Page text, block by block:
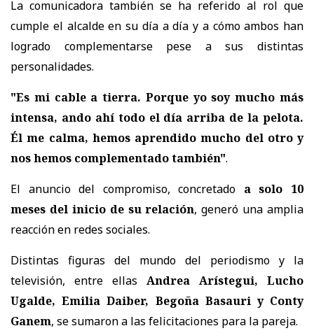
La comunicadora también se ha referido al rol que
cumple el alcalde en su día a día y a cómo ambos han
logrado complementarse pese a sus distintas
personalidades.
"Es mi cable a tierra. Porque yo soy mucho más
intensa, ando ahí todo el día arriba de la pelota.
Él me calma, hemos aprendido mucho del otro y
nos hemos complementado también".
El anuncio del compromiso, concretado a solo 10
meses del inicio de su relación, generó una amplia
reacción en redes sociales.
Distintas figuras del mundo del periodismo y la
televisión, entre ellas Andrea Arístegui, Lucho
Ugalde, Emilia Daiber, Begoña Basauri y Conty
Ganem, se sumaron a las felicitaciones para la pareja.